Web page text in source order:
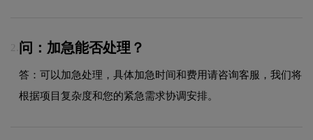
2. 问：加急能否处理？
答：可以加急处理，具体加急时间和费用请咨询客服，我们将
根据项目复杂度和您的紧急需求协调安排。